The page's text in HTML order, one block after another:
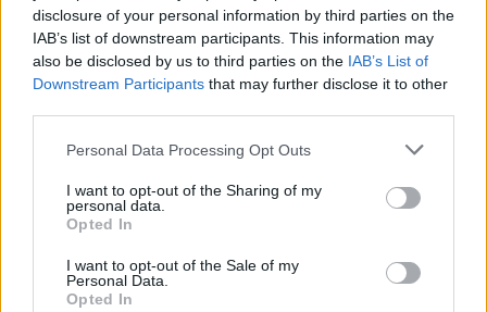
disclosure of your personal information by third parties on the
IAB’s list of downstream participants. This information may
also be disclosed by us to third parties on the IAB’s List of
Downstream Participants that may further disclose it to other
Personal Data Processing Opt Outs
I want to opt-out of the Sharing of my
personal data.
Opted In
I want to opt-out of the Sale of my
Personal Data.
Opted In
00:00:30
Vaizdai iš tragiškos avarijos Vilniaus r.: dviejų moterų ir
vaiko gyvybių išgelbėti nepavyko
00:00:57
Savaitės vidurys nusimato karštas: temperatūra kils iki
32 laipsnių šilumos
Žinios | Orai